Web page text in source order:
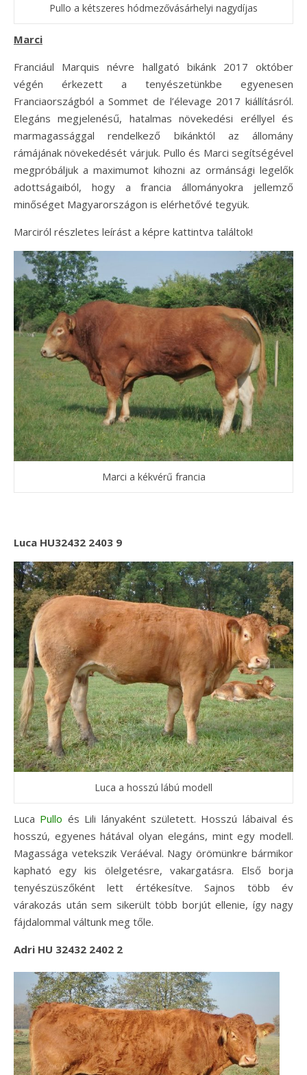
Pullo a kétszeres hódmezővásárhelyi nagydíjas
Marci
Franciául Marquis névre hallgató bikánk 2017 október
végén érkezett a tenyészetünkbe egyenesen
Franciaországból a Sommet de l’élevage 2017 kiállításról.
Elegáns megjelenésű, hatalmas növekedési eréllyel és
marmagassággal rendelkező bikánktól az állomány
rámájának növekedését várjuk. Pullo és Marci segítségével
megpróbáljuk a maximumot kihozni az ormánsági legelők
adottságaiból, hogy a francia állományokra jellemző
minőséget Magyarországon is elérhetővé tegyük.
Marciról részletes leírást a képre kattintva találtok!
Marci a kékvérű francia
Luca HU32432 2403 9
Luca a hosszú lábú modell
Luca Pullo és Lili lányaként született. Hosszú lábaival és
hosszú, egyenes hátával olyan elegáns, mint egy modell.
Magassága vetekszik Veráéval. Nagy örömünkre bármikor
kapható egy kis ölelgetésre, vakargatásra. Első borja
tenyészüszőként lett értékesítve. Sajnos több év
várakozás után sem sikerült több borjút ellenie, így nagy
fájdalommal váltunk meg tőle.
Adri HU 32432 2402 2